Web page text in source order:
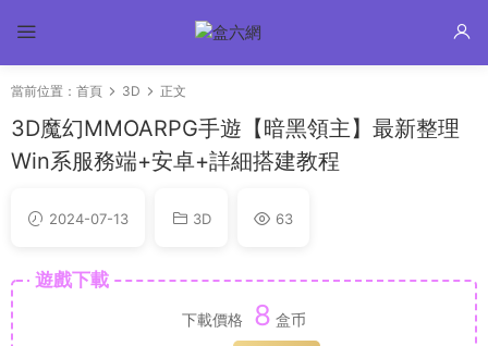
當前位置： 首頁 3D 正文
3D魔幻MMOARPG手遊【暗黑領主】最新整理
Win系服務端+安卓+詳細搭建教程
2024-07-13 3D 63
遊戲下載
下載價格 8 盒币